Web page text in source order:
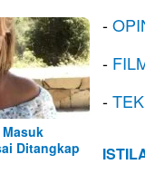
Ditangkap
-
-
-